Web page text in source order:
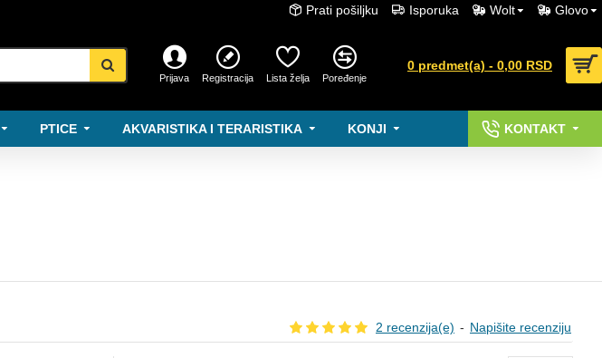
Prati pošiljku Isporuka Wolt Glovo
Prijava Registracija Lista želja Poređenje
0 predmet(a) - 0,00 RSD
PTICE AKVARISTIKA I TERARISTIKA KONJI KONTAKT
2 recenzija(e) - Napišite recenziju